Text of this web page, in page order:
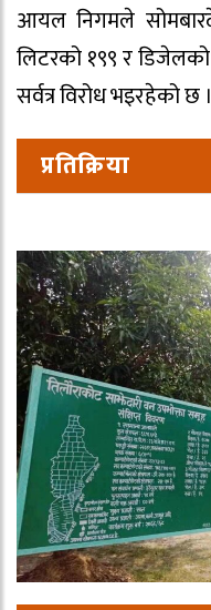
आयल निगमले
लिटरको १९९ र
सर्वत्र विरोध भइरहेको छ ।
प्रतिक्रिया